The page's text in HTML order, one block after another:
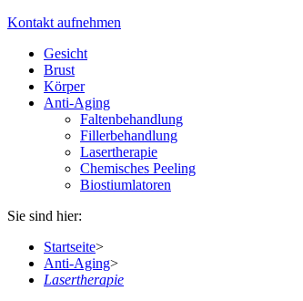
Kontakt aufnehmen
Gesicht
Brust
Körper
Anti-Aging
Faltenbehandlung
Fillerbehandlung
Lasertherapie
Chemisches Peeling
Biostiumlatoren
Sie sind hier:
Startseite>
Anti-Aging>
Lasertherapie